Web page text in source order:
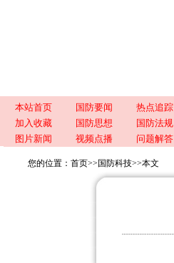
本站首页 国防要闻 热点追踪
加入收藏
国防思想 国防法规
图片新闻
视频点播 问题解答
您的位置： 首页>> 国防科技>>本文